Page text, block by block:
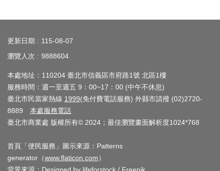
更新日期
115-08-07
瀏覽人次
9888604
本處地址：110204 臺北市信義區市府路1號 北區1樓
服務時間：週一至週五 9：00~17：00 (中午不休息)
臺北市民當家熱線 1999(免付費電話服務) 外縣市請撥 (02)2720-
8889 本處服務電話
臺北市商業處 版權所有© 2024；最佳瀏覽畫面解析度1024*768
首頁「便民服務」圖示來源：Patterns
generator（www.flaticon.com）